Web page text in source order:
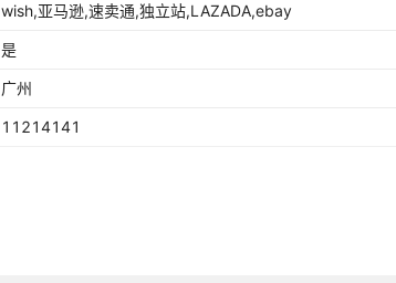
wish,亚马逊,速卖通,独立站,LAZADA,ebay
是
广州
11214141